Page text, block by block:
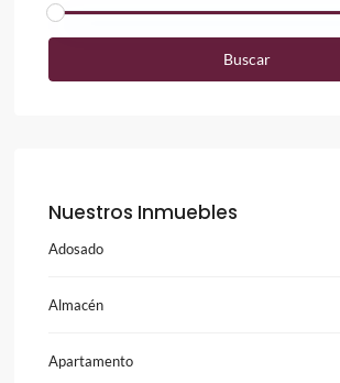
Buscar
Nuestros Inmuebles
Adosado
Almacén
Apartamento